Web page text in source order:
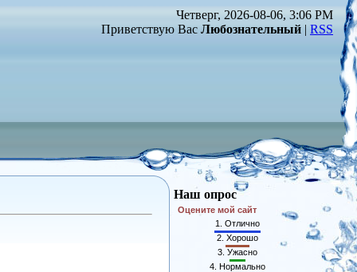
Четверг, 2026-08-06, 3:06 PM
Приветствую Вас Любознательный | RSS
Наш опрос
Оцените мой сайт
1. Отлично
2. Хорошо
3. Ужасно
4. Нормально